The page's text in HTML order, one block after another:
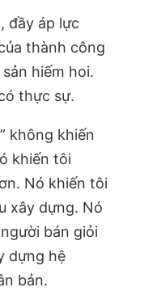
đầy áp lực
thành công
hiếm hoi.
thực sự.
không khiến
khiến tôi
Nó khiến tôi
xây dựng. Nó
bán giỏi
dựng hệ
bản.